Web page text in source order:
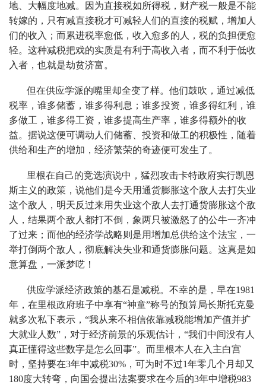
地、大幅度地减。因为直接税如所得税，财产税一般是不能
转嫁的，只有减直接税才可减轻人们的直接的税赋，增加人
们的收入；而累进税率愈低，收入愈多的人，税的负担便愈
轻。这种减税把戏的实质是有利于高收入者，而不利于低收
入者，也就是劫贫济富。
但在供应学派的嘴里却全变了样。他们鼓吹，通过减低
税率，谁多储蓄，谁多得利息；谁多投资，谁多得红利，谁
多做工，谁多得工资，谁多提高生产率，谁多得额外的收
益。据说这便可调动人们储蓄、投资和做工的积极性，随着
供给和生产的增加，经济繁荣的奇迹便可发生了。
里根在自己的竞选演说中，猛烈攻击卡特政府实行凯恩
斯主义的政策，说他们是今天用通货膨胀这个敌人去打失业
这个敌人，明天反过来用失业这个敌人去打通货膨胀这个敌
人，结果两个敌人都打不倒，象两只被激怒了的公牛一齐冲
了过来；而他的经济学战略则是用增加总供给这个法宝，一
举打倒两个敌人，彻底解决失业和通货膨胀问题。这真是如
意算盘，一派梦呓！
供应学派经济政策的基石是减税。不幸的是，早在1981
年，在里根政府班子中享有“神童”称号的预算局长斯托克曼
就多次私下表示，“我从来不相信依靠减税能增加产值并扩
大就业人数”，对于经济前景的乐观估计，“我们中间没有人
真正懂得这些数字是怎么回事”。而里根本人在入主白宫
时，坚持要在3年中减税30%，可为时不过1年零几个月却又
180度大转弯，向国会提出法案要求在今后的3年中增税983